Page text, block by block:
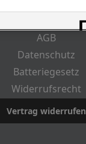
AGB
Datenschutz
Batteriegesetz
Widerrufsrecht
Vertrag widerrufen